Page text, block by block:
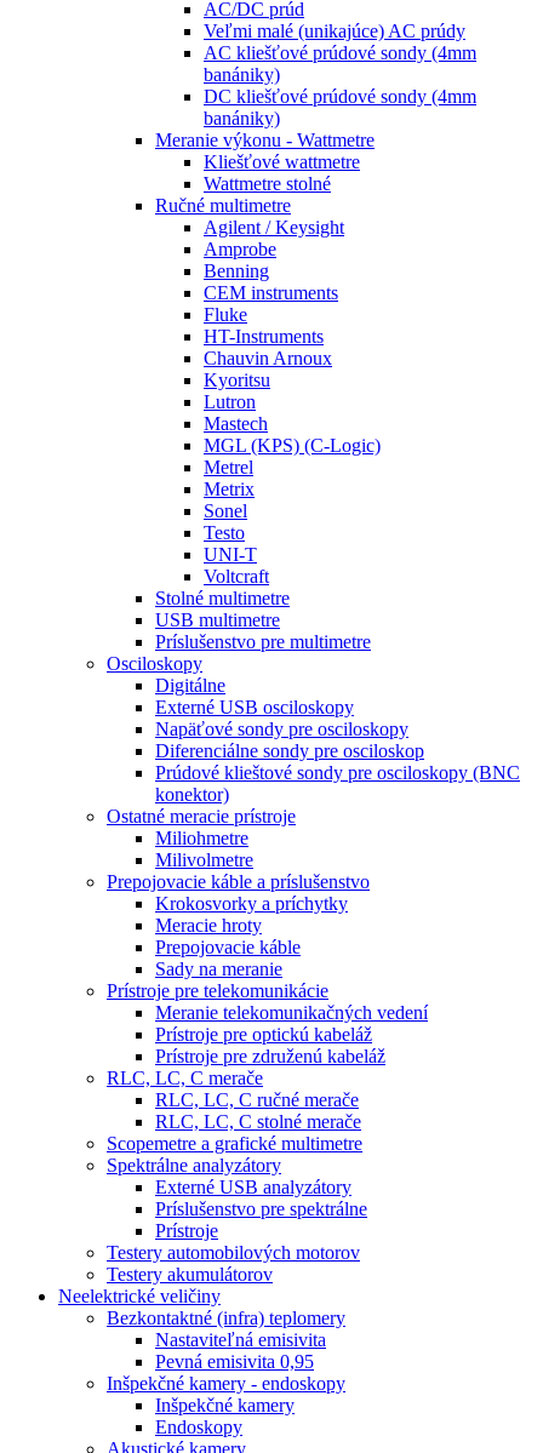
AC/DC prúd
Veľmi malé (unikajúce) AC prúdy
AC kliešťové prúdové sondy (4mm
banániky)
DC kliešťové prúdové sondy (4mm
banániky)
Meranie výkonu - Wattmetre
Kliešťové wattmetre
Wattmetre stolné
Ručné multimetre
Agilent / Keysight
Amprobe
Benning
CEM instruments
Fluke
HT-Instruments
Chauvin Arnoux
Kyoritsu
Lutron
Mastech
MGL (KPS) (C-Logic)
Metrel
Metrix
Sonel
Testo
UNI-T
Voltcraft
Stolné multimetre
USB multimetre
Príslušenstvo pre multimetre
Osciloskopy
Digitálne
Externé USB osciloskopy
Napäťové sondy pre osciloskopy
Diferenciálne sondy pre osciloskop
Prúdové klieštové sondy pre osciloskopy (BNC
konektor)
Ostatné meracie prístroje
Miliohmetre
Milivolmetre
Prepojovacie káble a príslušenstvo
Krokosvorky a príchytky
Meracie hroty
Prepojovacie káble
Sady na meranie
Prístroje pre telekomunikácie
Meranie telekomunikačných vedení
Prístroje pre optickú kabeláž
Prístroje pre združenú kabeláž
RLC, LC, C merače
RLC, LC, C ručné merače
RLC, LC, C stolné merače
Scopemetre a grafické multimetre
Spektrálne analyzátory
Externé USB analyzátory
Príslušenstvo pre spektrálne
Prístroje
Testery automobilových motorov
Testery akumulátorov
Neelektrické veličiny
Bezkontaktné (infra) teplomery
Nastaviteľná emisivita
Pevná emisivita 0,95
Inšpekčné kamery - endoskopy
Inšpekčné kamery
Endoskopy
Akustické kamery